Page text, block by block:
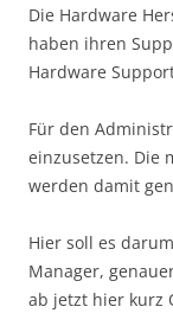
Die Hardware
haben ihren
Hardware
Für den
einzusetzen. Die
werden damit
Hier soll es
Manager,
ab jetzt hier kurz